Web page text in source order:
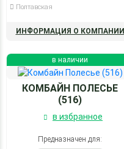
Полтавская
ИНФОРМАЦИЯ О КОМПАНИИ
в наличии
КОМБАЙН ПОЛЕСЬЕ
(516)
в избранное
Предназначен для: